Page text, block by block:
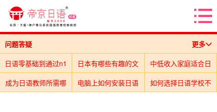
问题答疑
更多
日语零基础到通过n1
最快要多久？
日本有哪些有趣的文
化？
中低收入家庭适合日
本留学吗？
成为日语教师所需哪
电脑上如何安装日语
如何选择日语学校不